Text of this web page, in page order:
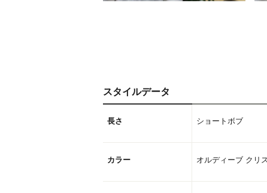
スタイルデータ
長さ ショートボブ
カラー オルディーブ クリ